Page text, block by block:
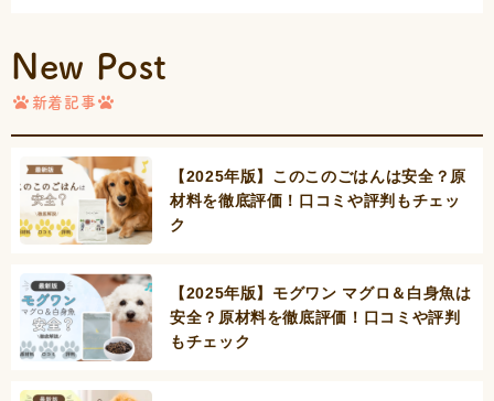
New Post
新着記事
【2025年版】このこのごはんは安全？原
材料を徹底評価！口コミや評判もチェッ
ク
【2025年版】モグワン マグロ＆白身魚は
安全？原材料を徹底評価！口コミや評判
もチェック